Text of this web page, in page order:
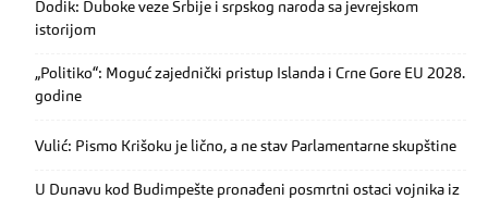
Dodik: Duboke veze Srbije i srpskog naroda sa jevrejskom
istorijom
„Politiko“: Moguć zajednički pristup Islanda i Crne Gore EU 2028.
godine
Vulić: Pismo Krišoku je lično, a ne stav Parlamentarne skupštine
U Dunavu kod Budimpešte pronađeni posmrtni ostaci vojnika iz